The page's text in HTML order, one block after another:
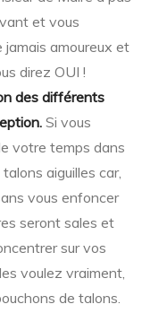
et vous
amoureux et
direz OUI !
des différents
Si vous
votre temps dans
aiguilles car,
vous enfoncer
seront sales et
sur vos
voulez vraiment,
de talons.